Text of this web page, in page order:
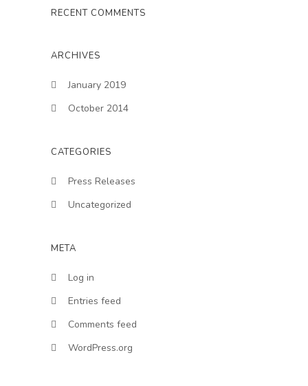
RECENT COMMENTS
ARCHIVES
January 2019
October 2014
CATEGORIES
Press Releases
Uncategorized
META
Log in
Entries feed
Comments feed
WordPress.org